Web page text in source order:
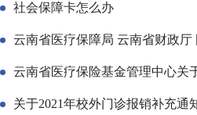
社会保障卡怎么办
云南省医疗保障局 云南省财政
云南省医疗保险基金管理中心关
关于2021年校外门诊报销补充通